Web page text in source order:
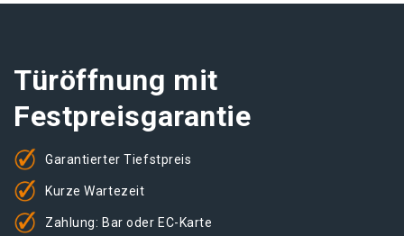
Türöffnung mit
Festpreisgarantie
Garantierter Tiefstpreis
Kurze Wartezeit
Zahlung: Bar oder EC-Karte